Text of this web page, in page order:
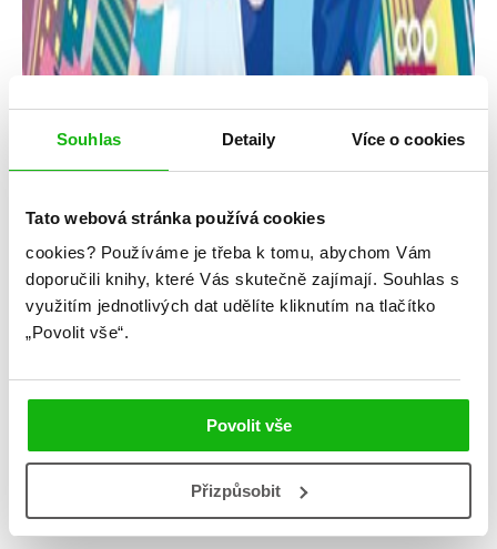
Souhlas Detaily Více o cookies
Tato webová stránka používá cookies
cookies? Používáme je třeba k tomu, abychom Vám
doporučili knihy, které Vás skutečně zajímají. Souhlas s
využitím jednotlivých dat udělíte kliknutím na tlačítko
„Povolit vše“.
Povolit vše
Přizpůsobit
Tentokrát je to doopravdy
Ann Liang